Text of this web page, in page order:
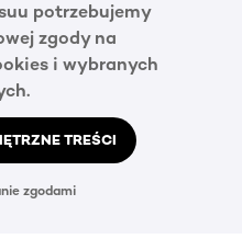
potrzebujemy
zgody na
i wybranych
TREŚCI
zgodami